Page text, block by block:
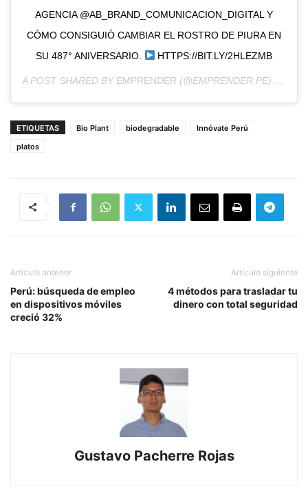
AGENCIA @AB_BRAND_COMUNICACION_DIGITAL Y
CÓMO CONSIGUIÓ CAMBIAR EL ROSTRO DE PIURA EN
SU 487° ANIVERSARIO.
HTTPS://BIT.LY/2HLEZMB
A POST SHARED BY EMPRENDER (@EMPRENDER.PE) ON
ETIQUETAS Bio Plant biodegradable
Innóvate Perú
platos
Artículo anterior
Perú: búsqueda de empleo
en dispositivos móviles
creció 32%
Artículo siguiente
4 métodos para trasladar tu
dinero con total seguridad
Gustavo Pacherre Rojas